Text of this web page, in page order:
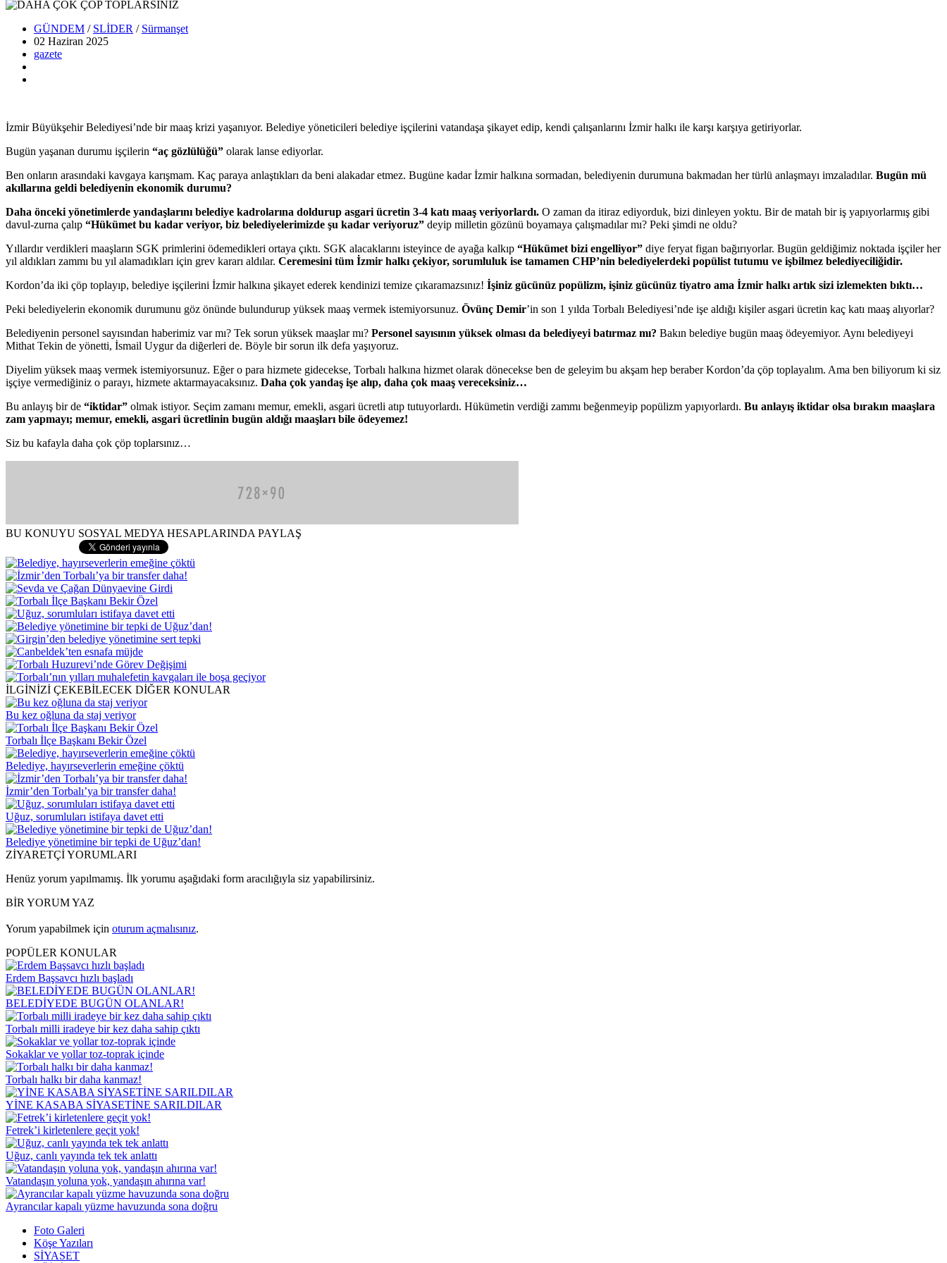
GÜNDEM / SLİDER / Sürmanşet
02 Haziran 2025
gazete
İzmir Büyükşehir Belediyesi’nde bir maaş krizi yaşanıyor. Belediye yöneticileri belediye işçilerini vatandaşa şikayet edip, kendi çalışanlarını İzmir halkı ile karşı karşıya getiriyorlar.
Bugün yaşanan durumu işçilerin “aç gözlülüğü” olarak lanse ediyorlar.
Ben onların arasındaki kavgaya karışmam. Kaç paraya anlaştıkları da beni alakadar etmez. Bugüne kadar İzmir halkına sormadan, belediyenin durumuna bakmadan her türlü anlaşmayı imzaladılar. Bugün mü
akıllarına geldi belediyenin ekonomik durumu?
Daha önceki yönetimlerde yandaşlarını belediye kadrolarına doldurup asgari ücretin 3-4 katı maaş veriyorlardı. O zaman da itiraz ediyorduk, bizi dinleyen yoktu. Bir de matah bir iş yapıyorlarmış gibi
davul-zurna çalıp “Hükümet bu kadar veriyor, biz belediyelerimizde şu kadar veriyoruz” deyip milletin gözünü boyamaya çalışmadılar mı? Peki şimdi ne oldu?
Yıllardır verdikleri maaşların SGK primlerini ödemedikleri ortaya çıktı. SGK alacaklarını isteyince de ayağa kalkıp “Hükümet bizi engelliyor” diye feryat figan bağırıyorlar. Bugün geldiğimiz noktada işçiler her
yıl aldıkları zammı bu yıl alamadıkları için grev kararı aldılar. Ceremesini tüm İzmir halkı çekiyor, sorumluluk ise tamamen CHP’nin belediyelerdeki popülist tutumu ve işbilmez belediyeciliğidir.
Kordon’da iki çöp toplayıp, belediye işçilerini İzmir halkına şikayet ederek kendinizi temize çıkaramazsınız! İşiniz gücünüz popülizm, işiniz gücünüz tiyatro ama İzmir halkı artık sizi izlemekten bıktı…
Peki belediyelerin ekonomik durumunu göz önünde bulundurup yüksek maaş vermek istemiyorsunuz. Övünç Demir’in son 1 yılda Torbalı Belediyesi’nde işe aldığı kişiler asgari ücretin kaç katı maaş alıyorlar?
Belediyenin personel sayısından haberimiz var mı? Tek sorun yüksek maaşlar mı? Personel sayısının yüksek olması da belediyeyi batırmaz mı? Bakın belediye bugün maaş ödeyemiyor. Aynı belediyeyi
Mithat Tekin de yönetti, İsmail Uygur da diğerleri de. Böyle bir sorun ilk defa yaşıyoruz.
Diyelim yüksek maaş vermek istemiyorsunuz. Eğer o para hizmete gidecekse, Torbalı halkına hizmet olarak dönecekse ben de geleyim bu akşam hep beraber Kordon’da çöp toplayalım. Ama ben biliyorum ki siz
işçiye vermediğiniz o parayı, hizmete aktarmayacaksınız. Daha çok yandaş işe alıp, daha çok maaş vereceksiniz…
Bu anlayış bir de “iktidar” olmak istiyor. Seçim zamanı memur, emekli, asgari ücretli atıp tutuyorlardı. Hükümetin verdiği zammı beğenmeyip popülizm yapıyorlardı. Bu anlayış iktidar olsa bırakın maaşlara
zam yapmayı; memur, emekli, asgari ücretlinin bugün aldığı maaşları bile ödeyemez!
Siz bu kafayla daha çok çöp toplarsınız…
BU KONUYU SOSYAL MEDYA HESAPLARINDA PAYLAŞ
İLGİNİZİ ÇEKEBİLECEK DİĞER KONULAR
Bu kez oğluna da staj veriyor
Torbalı İlçe Başkanı Bekir Özel
Belediye, hayırseverlerin emeğine çöktü
İzmir’den Torbalı’ya bir transfer daha!
Uğuz, sorumluları istifaya davet etti
Belediye yönetimine bir tepki de Uğuz’dan!
ZİYARETÇİ YORUMLARI
Henüz yorum yapılmamış. İlk yorumu aşağıdaki form aracılığıyla siz yapabilirsiniz.
BİR YORUM YAZ
Yorum yapabilmek için oturum açmalısınız.
POPÜLER KONULAR
Erdem Başsavcı hızlı başladı
BELEDİYEDE BUGÜN OLANLAR!
Torbalı milli iradeye bir kez daha sahip çıktı
Sokaklar ve yollar toz-toprak içinde
Torbalı halkı bir daha kanmaz!
YİNE KASABA SİYASETİNE SARILDILAR
Fetrek’i kirletenlere geçit yok!
Uğuz, canlı yayında tek tek anlattı
Vatandaşın yoluna yok, yandaşın ahırına var!
Ayrancılar kapalı yüzme havuzunda sona doğru
Foto Galeri
Köşe Yazıları
SİYASET